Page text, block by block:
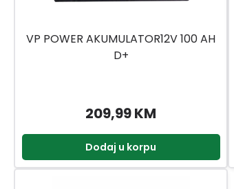
VP POWER AKUMULATOR12V 100 AH
D+
209,99 KM
Dodaj u korpu